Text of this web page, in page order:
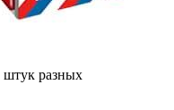
штук разных